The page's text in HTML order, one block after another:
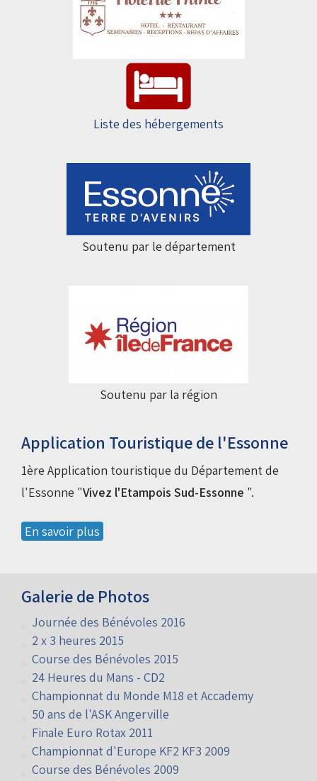
Liste des hébergements
Soutenu par la région
Application Touristique de l'Essonne
l'Essonne "Vivez l'Etampois Sud-Essonne
Galerie de Photos
Journée des Bénévoles 2016
2 x 3 heures 2015
Course des Bénévoles 2015
24 Heures du Mans - CD2
Championnat du Monde M18 et Accademy
50 ans de l'ASK Angerville
Finale Euro Rotax 2011